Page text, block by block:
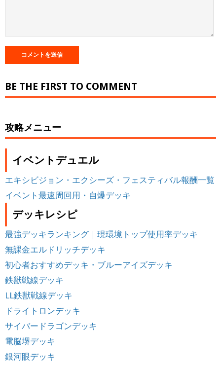
BE THE FIRST TO COMMENT
攻略メニュー
イベントデュエル
エキシビジョン・エクシーズ・フェスティバル報酬一覧
イベント最速周回用・自爆デッキ
デッキレシピ
最強デッキランキング｜現環境トップ使用率デッキ
無課金エルドリッチデッキ
初心者おすすめデッキ・ブルーアイズデッキ
鉄獣戦線デッキ
LL鉄獣戦線デッキ
ドライトロンデッキ
サイバードラゴンデッキ
電脳堺デッキ
銀河眼デッキ